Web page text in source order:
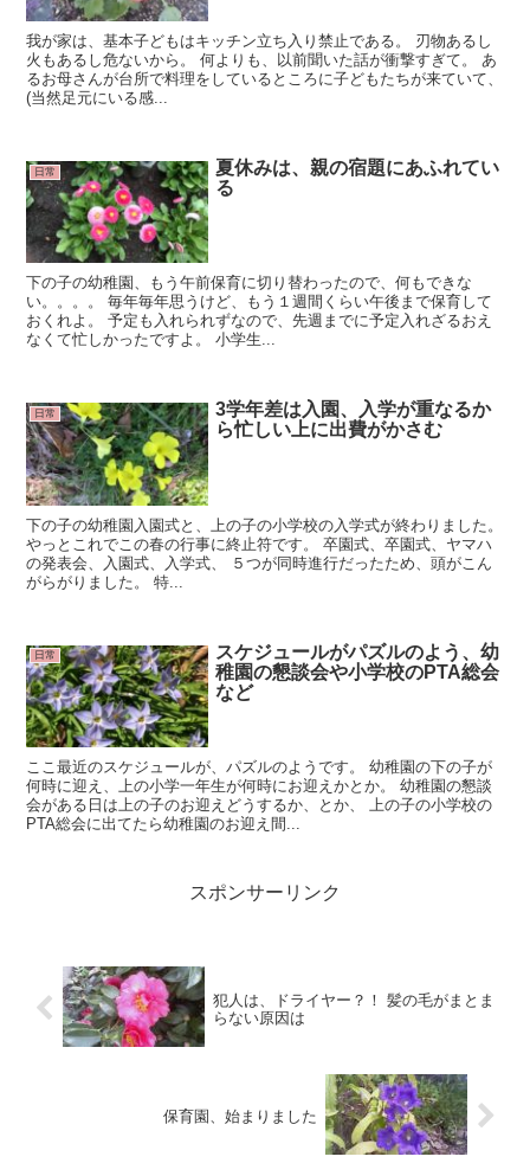
我が家は、基本子どもはキッチン立ち入り禁止である。 刃物あるし
火もあるし危ないから。 何よりも、以前聞いた話が衝撃すぎて。 あ
るお母さんが台所で料理をしているところに子どもたちが来ていて、
(当然足元にいる感...
日常
夏休みは、親の宿題にあふれてい
る
下の子の幼稚園、もう午前保育に切り替わったので、何もできな
い。。。。 毎年毎年思うけど、もう１週間くらい午後まで保育して
おくれよ。 予定も入れられずなので、先週までに予定入れざるおえ
なくて忙しかったですよ。 小学生...
日常
3学年差は入園、入学が重なるか
ら忙しい上に出費がかさむ
下の子の幼稚園入園式と、上の子の小学校の入学式が終わりました。
やっとこれでこの春の行事に終止符です。 卒園式、卒園式、ヤマハ
の発表会、入園式、入学式、 ５つが同時進行だったため、頭がこん
がらがりました。 特...
日常
スケジュールがパズルのよう、幼
稚園の懇談会や小学校のPTA総会
など
ここ最近のスケジュールが、パズルのようです。 幼稚園の下の子が
何時に迎え、上の小学一年生が何時にお迎えかとか。 幼稚園の懇談
会がある日は上の子のお迎えどうするか、とか、 上の子の小学校の
PTA総会に出てたら幼稚園のお迎え間...
スポンサーリンク
犯人は、ドライヤー？！ 髪の毛がまとま
らない原因は
保育園、始まりました